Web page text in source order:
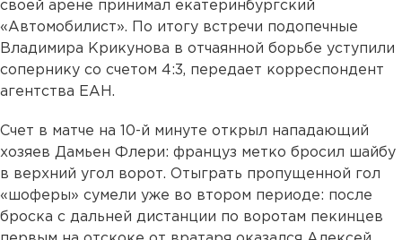
своей арене принимал екатеринбургский
«Автомобилист». По итогу встречи подопечные
Владимира Крикунова в отчаянной борьбе уступили
сопернику со счетом 4:3, передает корреспондент
агентства ЕАН.
Счет в матче на 10-й минуте открыл нападающий
хозяев Дамьен Флери: француз метко бросил шайбу
в верхний угол ворот. Отыграть пропущенной гол
«шоферы» сумели уже во втором периоде: после
броска с дальней дистанции по воротам пекинцев